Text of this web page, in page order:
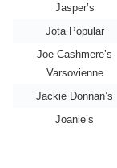
Jasper’s
Jota Popular
Joe Cashmere’s
Varsovienne
Jackie Donnan’s
Joanie’s